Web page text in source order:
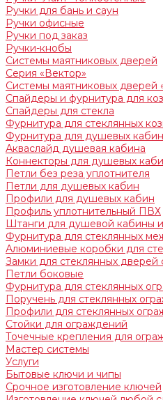
Ручки для бань и саун
Ручки офисные
Ручки под заказ
Ручки-кнобы
Системы маятниковых дверей
Серия «Вектор»
Системы маятниковых дверей
Спайдеры и фурнитура для
Спайдеры для стекла
Фурнитура для стеклянных
Фурнитура для душевых кабин
Акваслайд душевая кабина
Коннекторы для душевых
Петли без реза уплотнителя
Петли для душевых кабин
Профили для душевых кабин
Профиль уплотнительный ПВХ
Штанги для душевой кабины
Фурнитура для стеклянных
Алюминиевые коробки для
Замки для стеклянных
Петли боковые
Фурнитура для стеклянных
Поручень для стеклянных
Профили для стеклянных
Стойки для ограждений
Точечные крепления для
Мастер системы
Услуги
Бытовые ключи и чипы
Срочное изготовление ключей